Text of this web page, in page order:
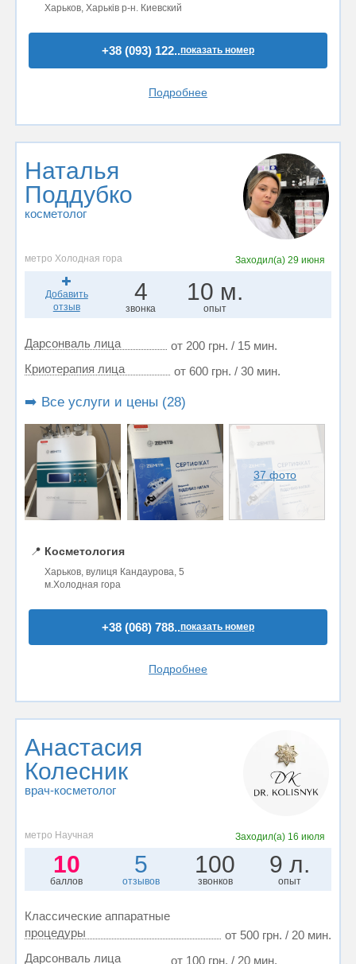
Харьков, Харьків р-н. Киевский
+38 (093) 122..показать номер
Подробнее
Наталья
Поддубко
косметолог
метро Холодная гора Заходил(а)29 июня
Добавить
отзыв
4
звонка
10 м.
опыт
Дарсонваль лица
от 200 грн. / 15 мин.
Криотерапия лица
от 600 грн. / 30 мин.
➡️ Все услуги и цены (28)
37 фото
📍 Косметология
Харьков, вулиця Кандаурова, 5
м.Холодная гора
+38 (068) 788..показать номер
Подробнее
Анастасия
Колесник
врач-косметолог
метро Научная Заходил(а) 16 июля
10
баллов
5
отзывов
100
звонков
9 л.
опыт
Классические аппаратные
процедуры
от 500 грн. / 20 мин.
Дарсонваль лица
от 100 грн. / 20 мин.